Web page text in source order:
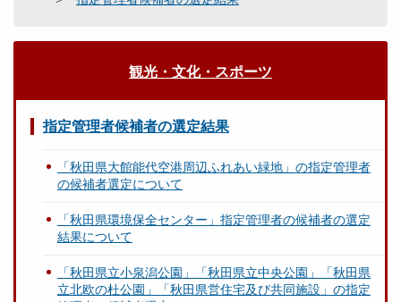
観光・文化・スポーツ
指定管理者候補者の選定結果
「秋田県大館能代空港周辺ふれあい緑地」の指定管理者
の候補者選定について
「秋田県環境保全センター」指定管理者の候補者の選定
結果について
「秋田県立小泉潟公園」「秋田県立中央公園」「秋田県
立北欧の杜公園」「秋田県営住宅及び共同施設」の指定